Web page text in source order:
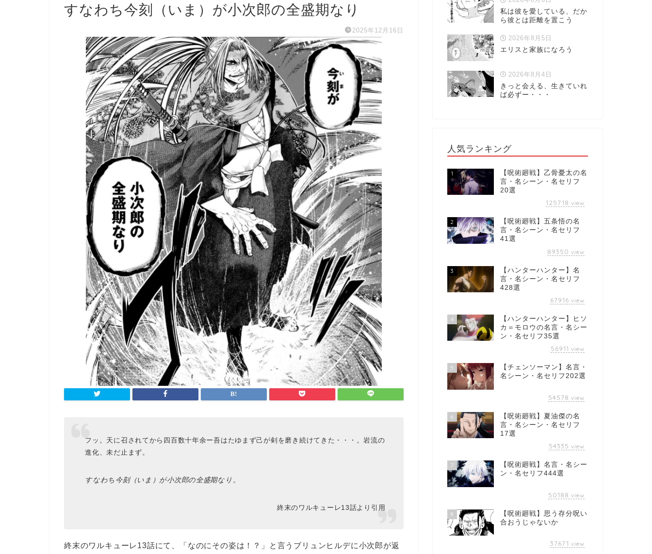
すなわち今刻（いま）が小次郎の全盛期なり
2025年12月16日
フッ。天に召されてから四百数十年余ー吾はたゆまず己が剣を磨き続けてきた・・・。岩流の
進化、未だ止まず。
すなわち今刻（いま）が小次郎の全盛期なり。
終末のワルキューレ13話より引用
終末のワルキューレ13話にて、「なのにその姿は！？」と言うブリュンヒルデに小次郎が返
私は彼を愛している、だか
ら彼とは距離を置こう
2026年8月5日
エリスと家族になろう
2026年8月4日
きっと会える、生きていれ
ば必ずー・・・
人気ランキング
1
【呪術廻戦】乙骨憂太の名
言・名シーン・名セリフ
20選
125718 view
2
【呪術廻戦】五条悟の名
言・名シーン・名セリフ
41選
89350 view
3
【ハンターハンター】名
言・名シーン・名セリフ
428選
67916 view
4
【ハンターハンター】ヒソ
カ＝モロウの名言・名シー
ン・名セリフ35選
56911 view
5
【チェンソーマン】名言・
名シーン・名セリフ202選
54578 view
6
【呪術廻戦】夏油傑の名
言・名シーン・名セリフ
17選
54335 view
7
【呪術廻戦】名言・名シー
ン・名セリフ444選
50188 view
8
【呪術廻戦】思う存分呪い
合おうじゃないか
37671 view